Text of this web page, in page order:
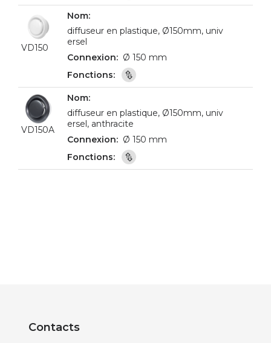
VD150
diffuseur en plastique, Ø150mm, univ
ersel
Ø 150 mm
VD150A
diffuseur en plastique, Ø150mm, univ
ersel, anthracite
Ø 150 mm
Contacts